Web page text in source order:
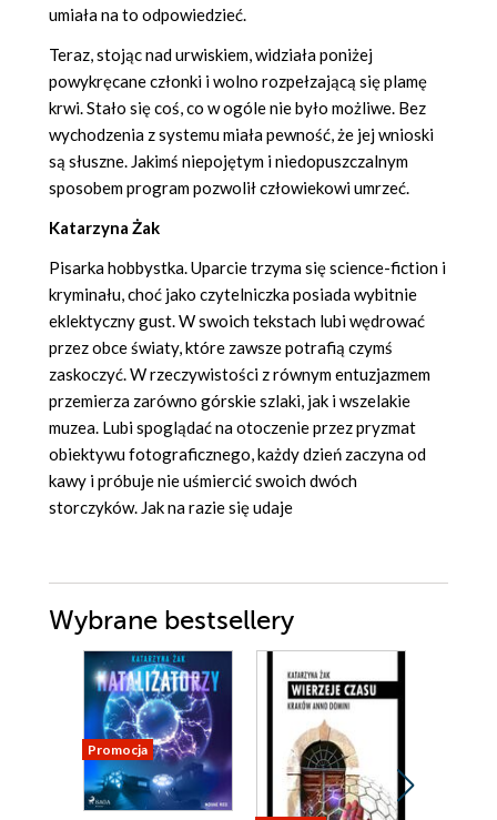
umiała na to odpowiedzieć.
Teraz, stojąc nad urwiskiem, widziała poniżej
powykręcane członki i wolno rozpełzającą się plamę
krwi. Stało się coś, co w ogóle nie było możliwe. Bez
wychodzenia z systemu miała pewność, że jej wnioski
są słuszne. Jakimś niepojętym i niedopuszczalnym
sposobem program pozwolił człowiekowi umrzeć.
Katarzyna Żak
Pisarka hobbystka. Uparcie trzyma się science-fiction i
kryminału, choć jako czytelniczka posiada wybitnie
eklektyczny gust. W swoich tekstach lubi wędrować
przez obce światy, które zawsze potrafią czymś
zaskoczyć. W rzeczywistości z równym entuzjazmem
przemierza zarówno górskie szlaki, jak i wszelakie
muzea. Lubi spoglądać na otoczenie przez pryzmat
obiektywu fotograficznego, każdy dzień zaczyna od
kawy i próbuje nie uśmiercić swoich dwóch
storczyków. Jak na razie się udaje
Wybrane bestsellery
Promocja